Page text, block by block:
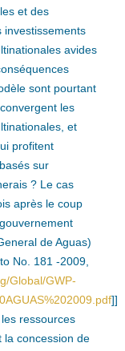
et des
investissements
avides
sont pourtant
les
et
profitent
sur
? Le cas
après le coup
de Aguas)
No. 181 -2009,
Global/GWP-
]]
ressources
la concession de